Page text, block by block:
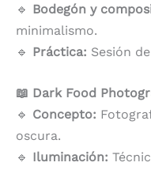
🔹 Bodegón y
minimalismo.
🔹 Práctica: Sesión
📖 Dark Food
🔹 Concepto:
oscura.
🔹 Iluminación: